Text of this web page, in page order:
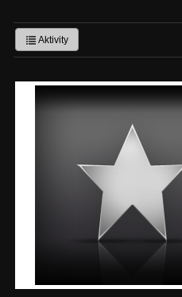
Aktivity